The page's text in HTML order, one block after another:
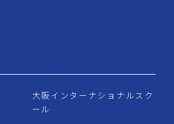
大阪インターナショナルスク
ール